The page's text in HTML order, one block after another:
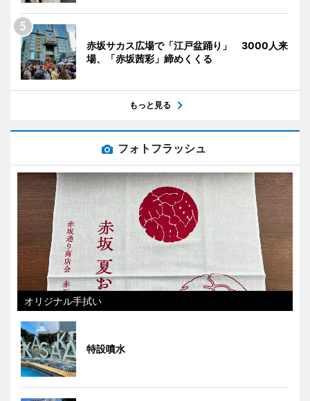
赤坂サカス広場で「江戸盆踊り」 3000人来
場、「赤坂茜彩」締めくくる
もっと見る
フォトフラッシュ
オリジナル手拭い
特設噴水